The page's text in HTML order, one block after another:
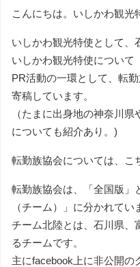
こんにちは。いしかわ観光
いしかわ観光特使として、
いしかわ観光特使について
PR活動の一環として、転
寄稿しています。
（たまに出身地の神奈川
についても紹介あり。)
転勤族協会については、 こ
転勤族協会は、「全国版」
（チーム）」に分かれてい
チーム北陸とは、石川県、
るチームです。
主にfacebook上に非公開の